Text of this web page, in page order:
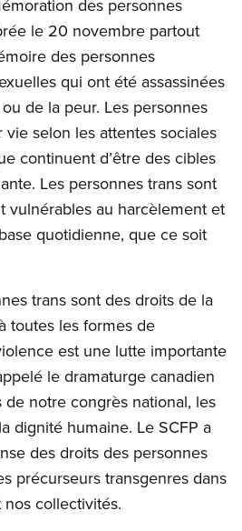
des personnes
le 20 novembre partout
des personnes
qui ont été assassinées
de la peur. Les personnes
selon les attentes sociales
continuent d’être des cibles
Les personnes trans sont
vulnérables au harcèlement et
quotidienne, que ce soit
trans sont des droits de la
toutes les formes de
est une lutte importante
le dramaturge canadien
notre congrès national, les
dignité humaine. Le SCFP a
des droits des personnes
précurseurs transgenres dans
collectivités.